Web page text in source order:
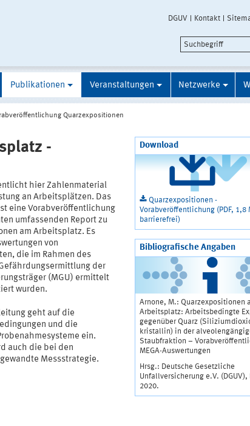
DGUV Kontakt
Publikationen Veranstaltungen Netzwerke
Quarzexpositionen
-
hier Zahlenmaterial
an Arbeitsplätzen. Das
eine Vorabveröffentlichung
umfassenden Report zu
am Arbeitsplatz. Es
von
die im Rahmen des
der
(MGU) ermittelt
wurden.
geht auf die
und die
ein.
auch die bei den
Messstrategie.
Download
Quarzexpositionen -
Vorabveröffentlichung (PDF, 1,8
barrierefrei)
Bibliografische Angaben
Arnone, M.: Quarzexpositionen
Arbeitsplatz: Arbeitsbedingte
gegenüber Quarz
kristallin) in der
Staubfraktion –
MEGA-Auswertungen
Hrsg.: Deutsche Gesetzliche
Unfallversicherung e.V. (DGUV),
2020.